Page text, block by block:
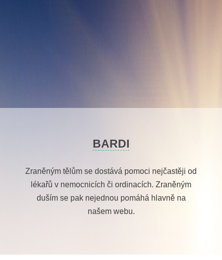
BARDI
Zraněným tělům se dostává pomoci nejčastěji od
lékařů v nemocnicích či ordinacích. Zraněným
duším se pak nejednou pomáhá hlavně na
našem webu.